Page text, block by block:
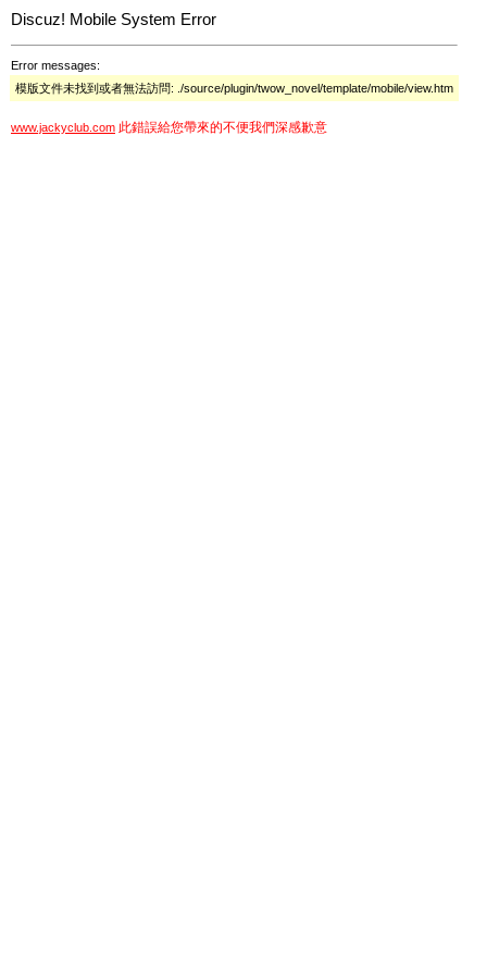
Discuz! Mobile System Error
Error messages:
模版文件未找到或者無法訪問: ./source/plugin/twow_novel/template/mobile/view.htm
www.jackyclub.com 此錯誤給您帶來的不便我們深感歉意